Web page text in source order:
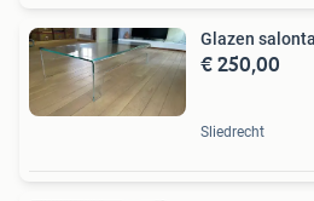
Glazen
€ 250,00
Sliedrecht